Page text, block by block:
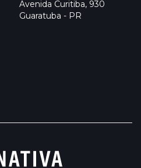
Avenida Curitiba, 930
Guaratuba - PR